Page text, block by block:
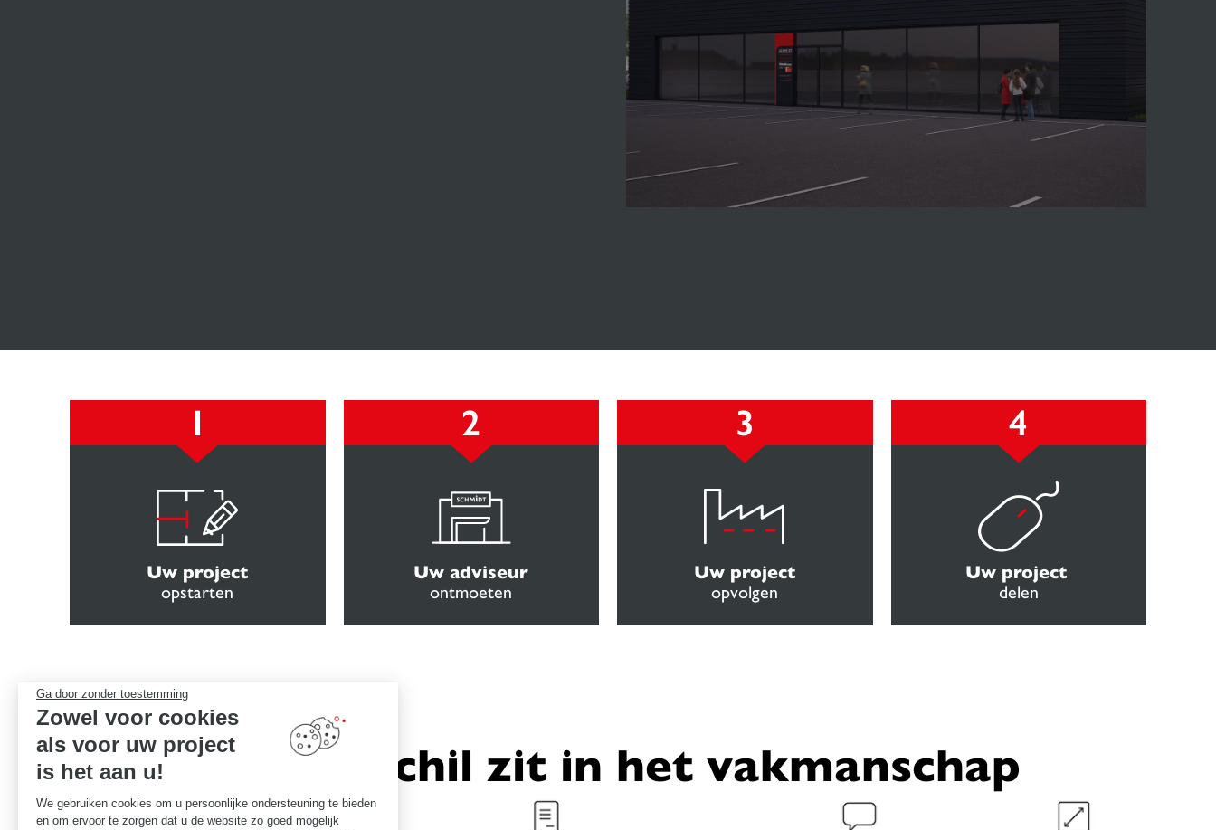
Ga door zonder toestemming
Zowel voor cookies
als voor uw project
is het aan u!
We gebruiken cookies om u persoonlijke ondersteuning te bieden
en om ervoor te zorgen dat u de website zo goed mogelijk
Uw project
opstarten
Uw adviseur
ontmoeten
Uw project
opvolgen
Uw project
delen
Het verschil zit in het vakmanschap